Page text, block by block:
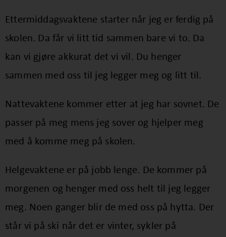
Ettermiddagsvaktene starter når jeg er ferdig på
skolen. Da får vi litt tid sammen bare vi to. Da
kan vi gjøre akkurat det vi vil. Du henger
sammen med oss til jeg legger meg og litt til.
Nattevaktene kommer etter at jeg har sovnet. De
passer på meg mens jeg sover og hjelper meg
med å komme meg på skolen.
Helgevaktene er på jobb lenge. De kommer på
morgenen og henger med oss helt til jeg legger
meg. Noen ganger blir de med oss på hytta. Der
står vi på ski når det er vinter, sykler på